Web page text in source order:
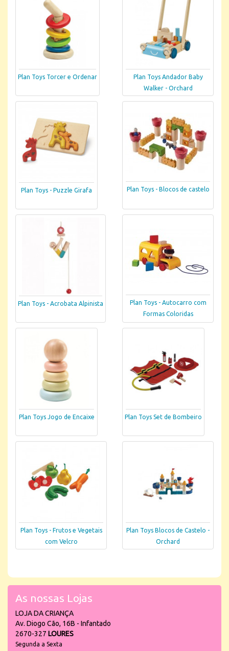
Plan Toys Torcer e Ordenar
Plan Toys Andador Baby
Walker - Orchard
Plan Toys - Puzzle Girafa Plan Toys - Blocos de castelo
Plan Toys - Acrobata Alpinista
Plan Toys - Autocarro com
Formas Coloridas
Plan Toys Jogo de Encaixe Plan Toys Set de Bombeiro
Plan Toys - Frutos e Vegetais
com Velcro
Plan Toys Blocos de Castelo -
Orchard
As nossas Lojas
LOJA DA CRIANÇA
Av. Diogo Cão, 16B - Infantado
2670-327 LOURES
Segunda a Sexta